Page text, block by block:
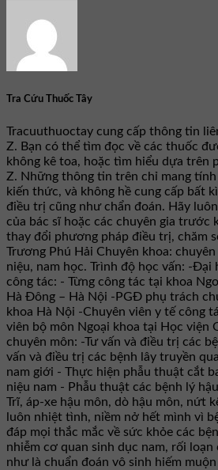
Tra Cứu Thuốc Tây
Tracuuthuoctay cung cấp thông tin
Z. Bạn có thể tìm đọc về các thuốc
không kê toa, hoặc tìm hiểu dựa trên
Z. Những thông tin trên chỉ mang
kiến thức, và không hề cung cấp bất
điều trị cũng như chẩn đoán. Hãy
của bác sĩ hoặc các chuyên gia trước
thay đổi phương pháp điều trị, chăm
Trương Phú Hải Chuyên khoa:
niệu, nam học. Trình độ học vấn: -Đại
công tác: - Từng công tác tại khoa
Hà Đông – Hà Nội -PGĐ phụ trách
khoa Hà Nội -Chuyên viên y tế công
viên bộ môn Ngoại khoa tại Học viện
chuyên môn: -Tư vấn và điều trị các
vấn và điều trị các bệnh lây truyền
nam giới - Thực hiện phẫu thuật cắt
niệu nam - Phẫu thuật các bệnh lý
Trĩ, áp-xe hậu môn, dò hậu môn, nứt
luôn nhiệt tình, niềm nở hết mình vì
đáp mọi thắc mắc về sức khỏe các
nhiễm cơ quan sinh dục nam, rối
như là chuẩn đoán vô sinh hiếm